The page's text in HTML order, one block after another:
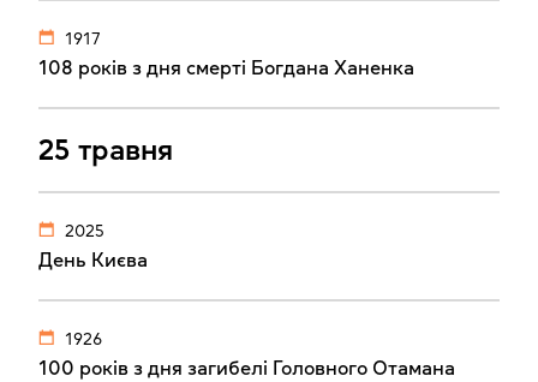
1917
108 років з дня смерті Богдана Ханенка
25 травня
2025
День Києва
1926
100 років з дня загибелі Головного Отамана